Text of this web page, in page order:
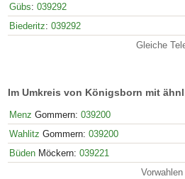
Gübs: 039292
Biederitz: 039292
Gleiche
Im Umkreis von Königsborn mit
Menz Gommern: 039200
Wahlitz Gommern: 039200
Büden Möckern: 039221